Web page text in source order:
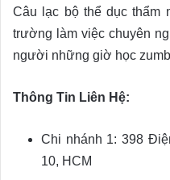
Câu lạc bộ thể dục thẩm
trường làm việc chuyên
người những giờ học
Thông Tin Liên Hệ:
Chi nhánh 1: 398
10, HCM